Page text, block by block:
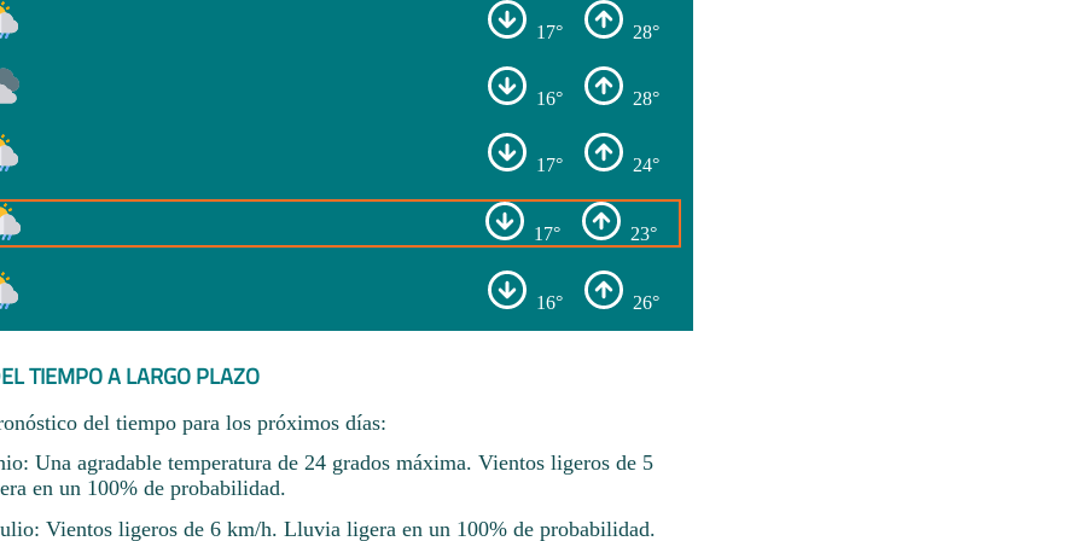
17° 28°
16° 28°
17° 24°
17° 23°
16° 26°
TIEMPO A LARGO PLAZO
del tiempo para los próximos días:
Una agradable temperatura de 24 grados máxima. Vientos ligeros de 5
en un 100% de probabilidad.
Vientos ligeros de 6 km/h. Lluvia ligera en un 100% de probabilidad.